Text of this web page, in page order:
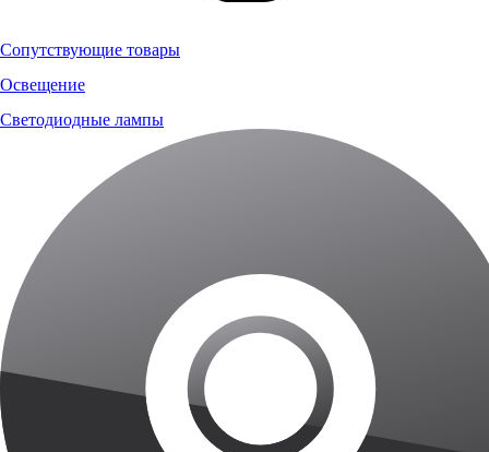
Сопутствующие товары
Освещение
Светодиодные лампы